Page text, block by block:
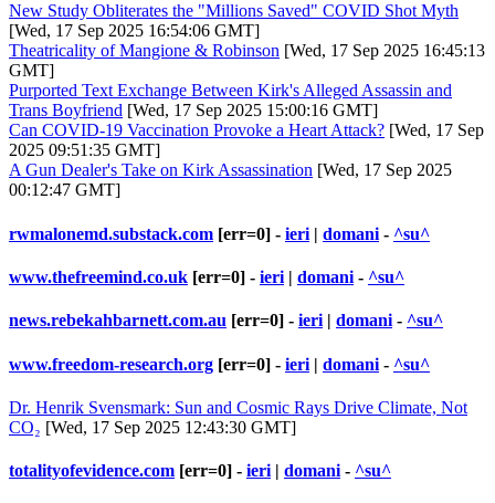
New Study Obliterates the "Millions Saved" COVID Shot Myth
[Wed, 17 Sep 2025 16:54:06 GMT]
Theatricality of Mangione & Robinson [Wed, 17 Sep 2025 16:45:13
GMT]
Purported Text Exchange Between Kirk's Alleged Assassin and
Trans Boyfriend [Wed, 17 Sep 2025 15:00:16 GMT]
Can COVID-19 Vaccination Provoke a Heart Attack? [Wed, 17 Sep
2025 09:51:35 GMT]
A Gun Dealer's Take on Kirk Assassination [Wed, 17 Sep 2025
00:12:47 GMT]
rwmalonemd.substack.com [err=0] - ieri | domani - ^su^
www.thefreemind.co.uk [err=0] - ieri | domani - ^su^
news.rebekahbarnett.com.au [err=0] - ieri | domani - ^su^
www.freedom-research.org [err=0] - ieri | domani - ^su^
Dr. Henrik Svensmark: Sun and Cosmic Rays Drive Climate, Not
CO₂ [Wed, 17 Sep 2025 12:43:30 GMT]
totalityofevidence.com [err=0] - ieri | domani - ^su^